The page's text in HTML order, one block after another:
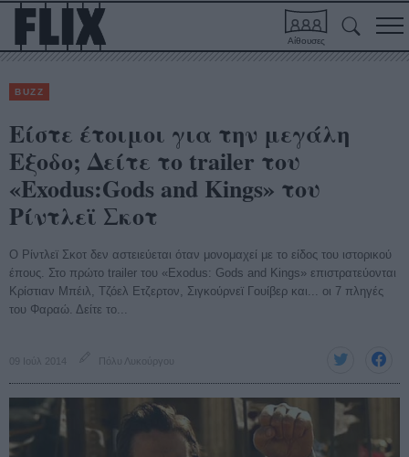
Αίθουσες
BUZZ
Είστε έτοιμοι για την μεγάλη
Εξοδο; Δείτε το trailer του
«Exodus:Gods and Kings» του
Ρίντλεϊ Σκοτ
O Ρίντλεϊ Σκοτ δεν αστειεύεται όταν μονομαχεί με το είδος του ιστορικού
έπους. Στο πρώτο trailer του «Exοdus: Gods and Kings» επιστρατεύονται
Κρίστιαν Μπέιλ, Τζόελ Ετζερτον, Σιγκούρνεϊ Γουίβερ και... οι 7 πληγές
του Φαραώ. Δείτε το...
09 Ιούλ 2014 Πόλυ Λυκούργου